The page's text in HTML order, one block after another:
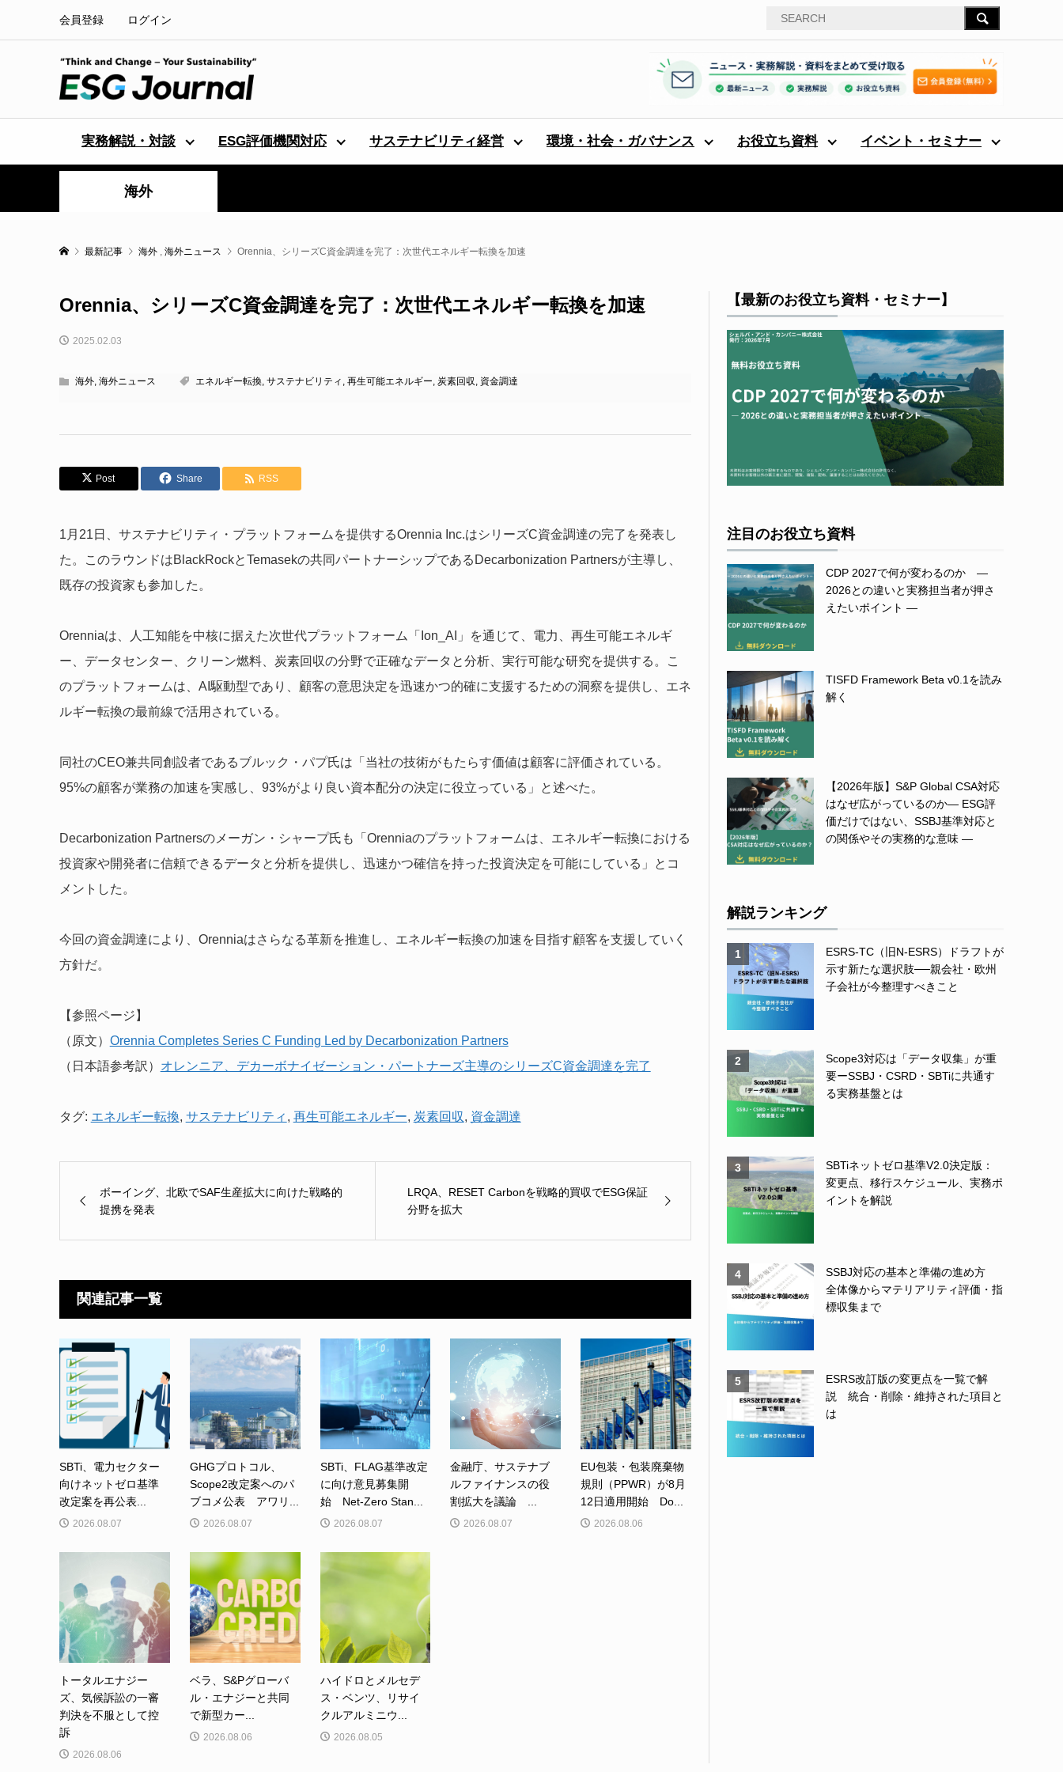
会員登録 ログイン
実務解説・対談 ESG評価機関対応 サステナビリティ経営 環境・社会・ガバナンス お役立ち資料 イベント・セミナー
海外
最新記事 海外 , 海外ニュース Orennia、シリーズC資金調達を完了：次世代エネルギー転換を加速
Orennia、シリーズC資金調達を完了：次世代エネルギー転換を加速
2025.02.03
海外, 海外ニュース エネルギー転換, サステナビリティ , 再生可能エネルギー, 炭素回収, 資金調達
Post Share RSS
1月21日、サステナビリティ・プラットフォームを提供するOrennia Inc.はシリーズC資金調達の完了を発表し
た。このラウンドはBlackRockとTemasekの共同パートナーシップであるDecarbonization Partnersが主導し、
既存の投資家も参加した。
Orenniaは、人工知能を中核に据えた次世代プラットフォーム「Ion_AI」を通じて、電力、再生可能エネルギ
ー、データセンター、クリーン燃料、炭素回収の分野で正確なデータと分析、実行可能な研究を提供する。こ
のプラットフォームは、AI駆動型であり、顧客の意思決定を迅速かつ的確に支援するための洞察を提供し、エネ
ルギー転換の最前線で活用されている。
同社のCEO兼共同創設者であるブルック・パプ氏は「当社の技術がもたらす価値は顧客に評価されている。
95%の顧客が業務の加速を実感し、93%がより良い資本配分の決定に役立っている」と述べた。
Decarbonization Partnersのメーガン・シャープ氏も「Orenniaのプラットフォームは、エネルギー転換における
投資家や開発者に信頼できるデータと分析を提供し、迅速かつ確信を持った投資決定を可能にしている」とコ
メントした。
今回の資金調達により、Orenniaはさらなる革新を推進し、エネルギー転換の加速を目指す顧客を支援していく
方針だ。
【参照ページ】
（原文） Orennia Completes Series C Funding Led by Decarbonization Partners
（日本語参考訳） オレンニア、デカーボナイゼーション・パートナーズ主導のシリーズC資金調達を完了
タグ: エネルギー転換, サステナビリティ , 再生可能エネルギー, 炭素回収, 資金調達
ボーイング、北欧でSAF生産拡大に向けた戦略的
提携を発表
LRQA、RESET Carbonを戦略的買収でESG保証
分野を拡大
関連記事一覧
SBTi、電力セクター
向けネットゼロ基準
改定案を再公表...
2026.08.07
GHGプロトコル、
Scope2改定案へのパ
ブコメ公表 アワリ...
2026.08.07
SBTi、FLAG基準改定
に向け意見募集開
始 Net-Zero Stan...
2026.08.07
金融庁、サステナブ
ルファイナンスの役
割拡大を議論 ...
2026.08.07
EU包装・包装廃棄物
規則（PPWR）が8月
12日適用開始 Do...
2026.08.06
トータルエナジー
ズ、気候訴訟の一審
判決を不服として控
訴
2026.08.06
ベラ、S&Pグローバ
ル・エナジーと共同
で新型カー...
2026.08.06
ハイドロとメルセデ
ス・ベンツ、リサイ
クルアルミニウ...
2026.08.05
【最新のお役立ち資料・セミナー】
注目のお役立ち資料
CDP 2027で何が変わるのか ―
2026との違いと実務担当者が押さ
えたいポイント ―
TISFD Framework Beta v0.1を読み
解く
【2026年版】S&P Global CSA対応
はなぜ広がっているのか― ESG評
価だけではない、SSBJ基準対応と
の関係やその実務的な意味 ―
解説ランキング
1
ESRS-TC（旧N-ESRS）ドラフトが
示す新たな選択肢──親会社・欧州
子会社が今整理すべきこと
2
Scope3対応は「データ収集」が重
要ーSSBJ・CSRD・SBTiに共通す
る実務基盤とは
3
SBTiネットゼロ基準V2.0決定版：
変更点、移行スケジュール、実務ポ
イントを解説
4
SSBJ対応の基本と準備の進め方
全体像からマテリアリティ評価・指
標収集まで
5
ESRS改訂版の変更点を一覧で解
説 統合・削除・維持された項目と
は